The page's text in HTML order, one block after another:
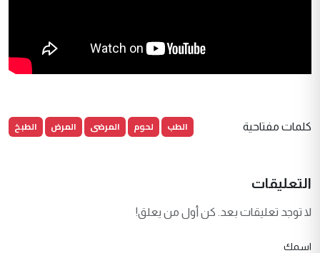
كلمات مفتاحية الطب لحوم المرضى المرض الطبخ
التعليقات
لا توجد تعليقات بعد. كن أول من يعلق!
اسمك